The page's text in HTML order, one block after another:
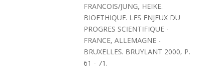
FRANCOIS/JUNG, HEIKE.
BIOETHIQUE. LES ENJEUX DU
PROGRES SCIENTIFIQUE -
FRANCE, ALLEMAGNE -
BRUXELLES. BRUYLANT 2000, P.
61 - 71.